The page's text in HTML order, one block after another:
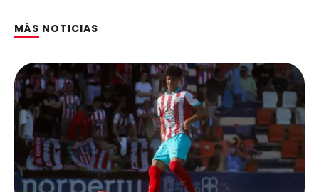
MÁS NOTICIAS